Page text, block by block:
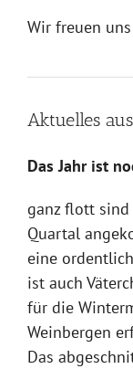
Wir freuen
Aktuelles
Das Jahr ist
ganz flott
Quartal
eine
ist auch
für die
Weinbergen
Das